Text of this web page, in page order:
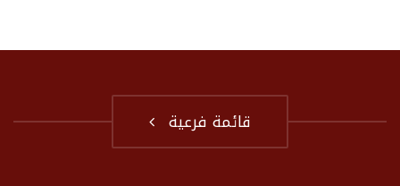
قائمة فرعية